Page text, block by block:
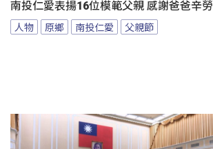
南投仁愛表揚16位模範父親 感謝爸爸辛勞
人物 原鄉 南投仁愛 父親節